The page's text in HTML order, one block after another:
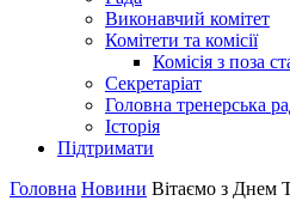
Виконавчий комітет
Комітети та комісії
Комісія з поза
Секретаріат
Головна тренерська
Історія
Підтримати
Головна Новини Вітаємо з Днем